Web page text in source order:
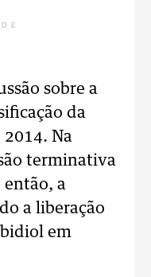
sobre a
da
2014. Na
terminativa
então, a
a liberação
em